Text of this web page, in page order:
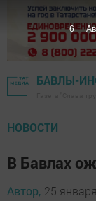
БАВЛЫ-
НОВОСТИ
В Бавлах
Автор, 25
6